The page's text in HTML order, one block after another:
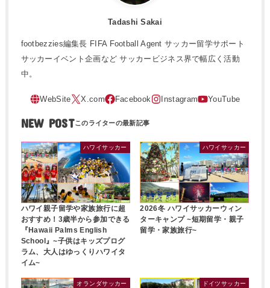
Tadashi Sakai
footbezzies編集長 FIFA Football Agent サッカー留学サポート
サッカーイベント企画など サッカービジネス界で幅広く活動
中。
NEW POST
ハワイサッカー
ハワイ親子留学や家族旅行に超
おすすめ！3歳半から参加できる
『Hawaii Palms English
School』~子供はキッズプログ
ラム、大人はゆっくりハワイタ
イム~
ハワイサッカー
2026冬 ハワイサッカーウィン
ターキャンプ ~短期留学・親子
留学・家族旅行~
オランダサッカー ドイツサッカー